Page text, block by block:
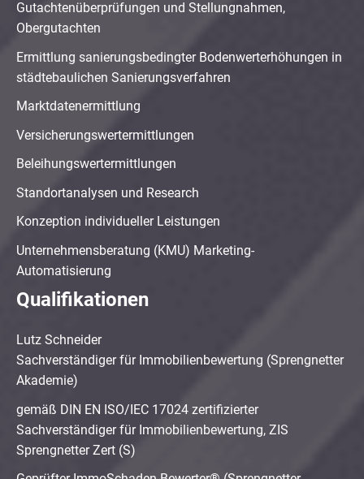
Gutachtenüberprüfungen und Stellungnahmen,
Obergutachten
Ermittlung sanierungsbedingter Bodenwerterhöhungen in
städtebaulichen Sanierungsverfahren
Marktdatenermittlung
Versicherungswertermittlungen
Beleihungswertermittlungen
Standortanalysen und Research
Konzeption individueller Leistungen
Unternehmensberatung (KMU) Marketing-
Automatisierung
Qualifikationen
Lutz Schneider
Sachverständiger für Immobilienbewertung (Sprengnetter
Akademie)
gemäß DIN EN ISO/IEC 17024 zertifizierter
Sachverständiger für Immobilienbewertung, ZIS
Sprengnetter Zert (S)